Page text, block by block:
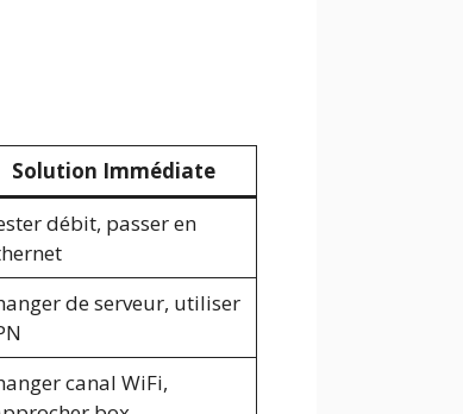
Solution Immédiate
débit, passer en
de serveur, utiliser
canal WiFi,